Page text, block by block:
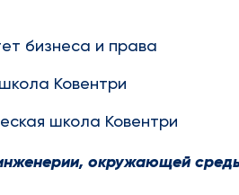
бизнеса и права
Ковентри
школа Ковентри
окружающей